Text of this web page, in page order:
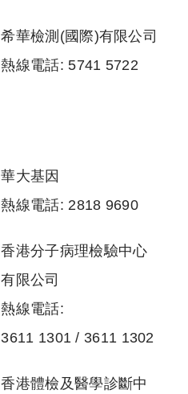
希華檢測(國際)有限公司
熱線電話: 5741 5722
華大基因
熱線電話: 2818 9690
香港分子病理檢驗中心
有限公司
熱線電話:
3611 1301 / 3611 1302
香港體檢及醫學診斷中